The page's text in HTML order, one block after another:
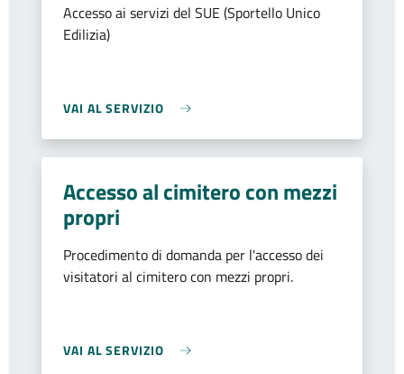
Accesso ai servizi del SUE (Sportello Unico
Edilizia)
VAI AL SERVIZIO
Accesso al cimitero con mezzi
propri
Procedimento di domanda per l'accesso dei
visitatori al cimitero con mezzi propri.
VAI AL SERVIZIO